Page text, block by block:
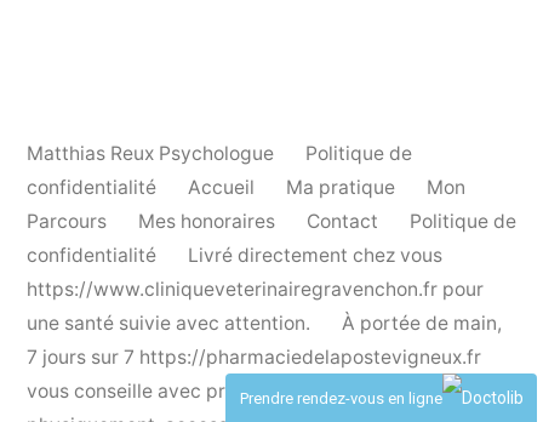
Prendre rendez-vous en ligne
Matthias Reux Psychologue
Politique de
confidentialité
Accueil Ma pratique
Mon
Parcours
Mes honoraires Contact
Politique de
confidentialité
Livré directement chez vous
https://www.cliniqueveterinairegravenchon.fr pour
une santé suivie avec attention.
À portée de main,
7 jours sur 7 https://pharmaciedelapostevigneux.fr
vous conseille avec professionnalisme.
Proche